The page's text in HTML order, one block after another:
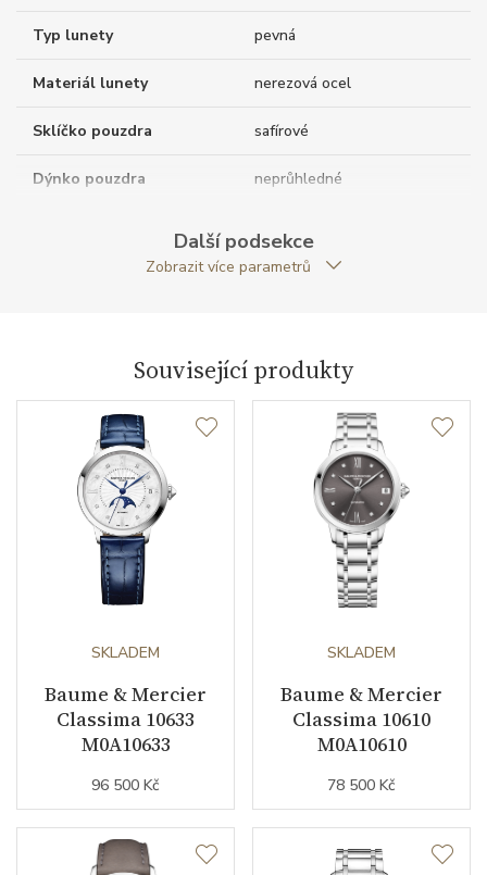
Typ lunety pevná
Materiál lunety nerezová ocel
Sklíčko pouzdra safírové
Dýnko pouzdra neprůhledné
Materiál korunky nerezová ocel
Kalibr strojku
Datumovka
Sekundová ručka
Číselník
Barva číselníku
Indexy číselníku indexy / římské číslice
Další podsekce
Zobrazit více parametrů
Související produkty
SKLADEM
Baume & Mercier
Classima 10633
M0A10633
96 500 Kč
SKLADEM
Baume & Mercier
Classima 10610
M0A10610
78 500 Kč